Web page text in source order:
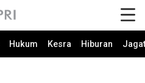
Hukum Kesra Hiburan Jagat